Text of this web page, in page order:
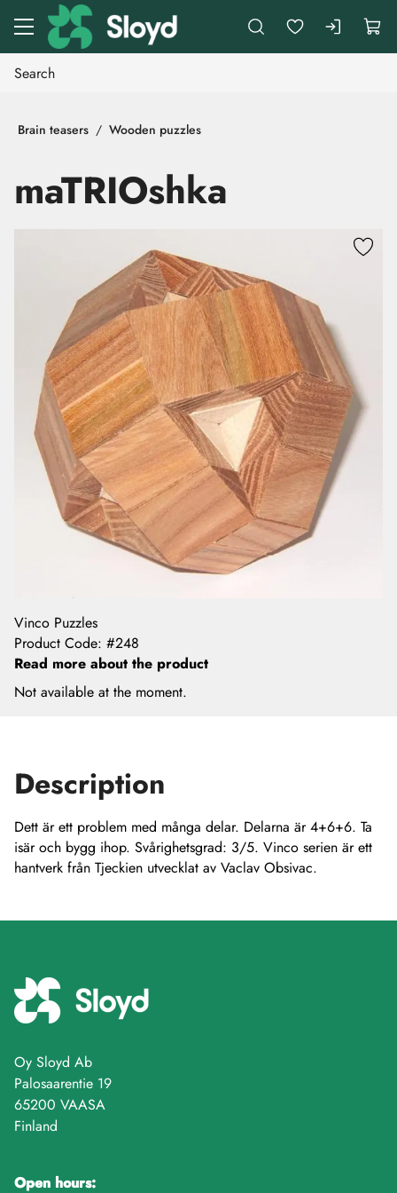
Go to main content
Brain teasers Wooden puzzles
maTRIOshka
Vinco Puzzles
Product Code: #248
Read more about the product
Not available at the moment.
Description
Dett är ett problem med många delar. Delarna är 4+6+6. Ta
isär och bygg ihop. Svårighetsgrad: 3/5. Vinco serien är ett
hantverk från Tjeckien utvecklat av Vaclav Obsivac.
Oy Sloyd Ab
Palosaarentie 19
65200 VAASA
Finland
Open hours: